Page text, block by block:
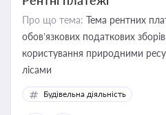
Про що тема: Тема рентних
обов’язкових податкових
користування природними
лісами
Будівельна діяльність